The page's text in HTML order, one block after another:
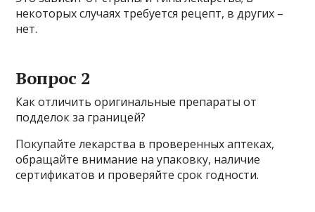
некоторых случаях требуется рецепт, в других –
нет.
Вопрос 2
Как отличить оригинальные препараты от
подделок за границей?
Покупайте лекарства в проверенных аптеках,
обращайте внимание на упаковку, наличие
сертификатов и проверяйте срок годности.